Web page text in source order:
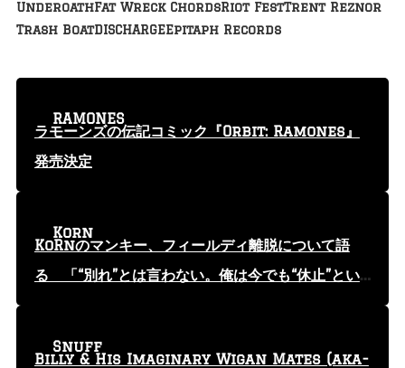
UnderoathFat Wreck ChordsRiot FestTrent Reznor
Trash BoatDISCHARGEEpitaph Records
ラモーンズの伝記コミック『Orbit: Ramones』
発売決定
RAMONES
KoRnのマンキー、フィールディ離脱について語
る 「“別れ”とは言わない。俺は今でも“休止”とい
Korn
Billy & His Imaginary Wigan Mates (aka-
Snuff